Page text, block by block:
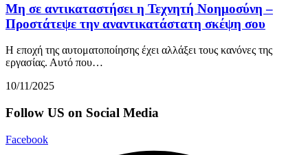
Μη σε αντικαταστήσει η Τεχνητή Νοημοσύνη –
Προστάτεψε την αναντικατάστατη σκέψη σου
Η εποχή της αυτοματοποίησης έχει αλλάξει τους κανόνες της
εργασίας. Αυτό που…
10/11/2025
Follow US on Social Media
Facebook